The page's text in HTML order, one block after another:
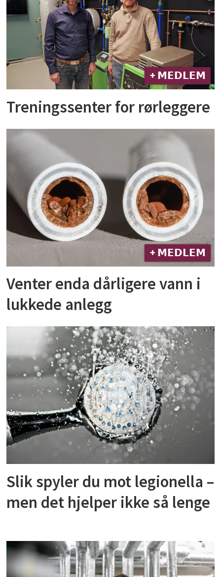
+ 𝗠𝗘𝗗𝗟𝗘𝗠
Treningssenter for rørleggere
+ 𝗠𝗘𝗗𝗟𝗘𝗠
Venter enda dårligere vann i
lukkede anlegg
Slik spyler du mot legionella –
men det hjelper ikke så lenge